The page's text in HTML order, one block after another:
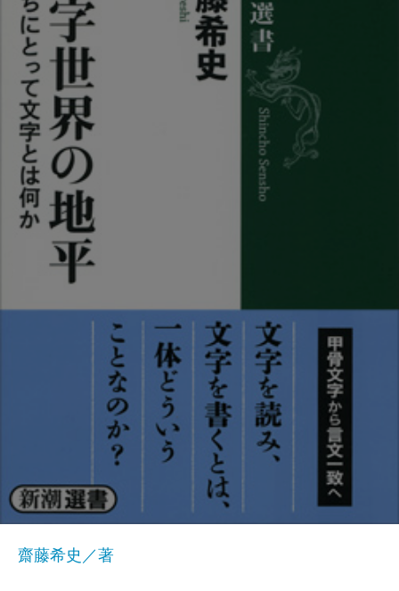
齋藤希史／著